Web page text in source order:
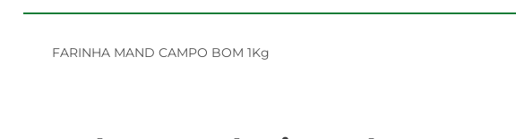
FARINHA MAND CAMPO BOM 1Kg